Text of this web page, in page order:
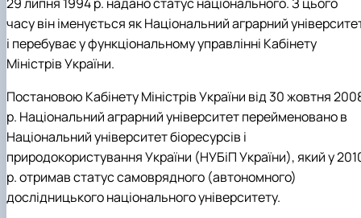
29 липня 1994 р. надано статус національного. З цього
часу він іменується як Національний аграрний
і перебуває у функціональному управлінні Кабінету
Міністрів України.
Постановою Кабінету Міністрів України від 30 жовтня
р. Національний аграрний університет перейменовано в
Національний університет біоресурсів і
природокористування України (НУБіП України), який у
р. отримав статус самоврядного (автономного)
дослідницького національного університету.